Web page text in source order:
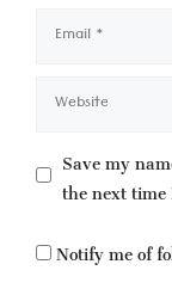
Email
Website
Save my
the next
Notify me of